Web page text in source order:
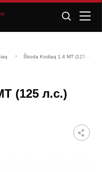
Škoda Kodiaq 1.4 MT (125 л.с.)
(125 л.с.)